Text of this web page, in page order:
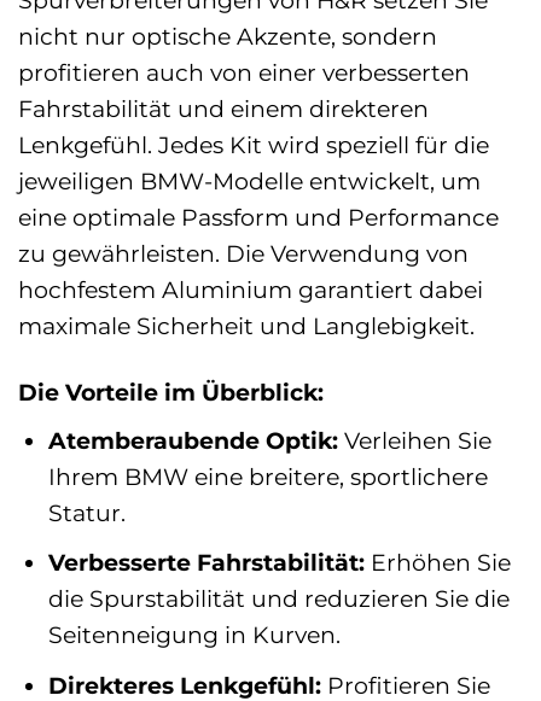
nicht nur optische Akzente, sondern
profitieren auch von einer verbesserten
Fahrstabilität und einem direkteren
Lenkgefühl. Jedes Kit wird speziell für die
jeweiligen BMW-Modelle entwickelt, um
eine optimale Passform und Performance
zu gewährleisten. Die Verwendung von
hochfestem Aluminium garantiert dabei
maximale Sicherheit und Langlebigkeit.
Die Vorteile im Überblick:
Atemberaubende Optik:Verleihen Sie
Ihrem BMW eine breitere, sportlichere
Statur.
Verbesserte Fahrstabilität:Erhöhen Sie
die Spurstabilität und reduzieren Sie die
Seitenneigung in Kurven.
Direkteres Lenkgefühl:Profitieren Sie